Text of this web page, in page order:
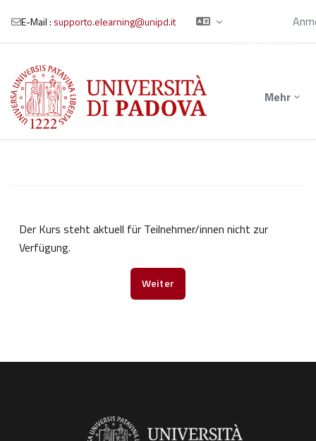
Zum Hauptinhalt
E-Mail : supporto.elearning@unipd.it
Mehr
Der Kurs steht aktuell für Teilnehmer/innen nicht zur
Verfügung.
Weiter